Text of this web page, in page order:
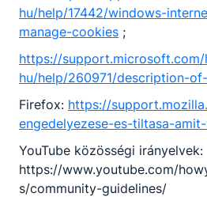
hu/help/17442/windows-
manage-cookies ;
https://support.microsoft.com/
hu/help/260971/description-
Firefox: https://
engedelyezese-es-tiltasa-
YouTube közösségi irányelvek:
https://www.youtube.com/
s/community-guidelines/